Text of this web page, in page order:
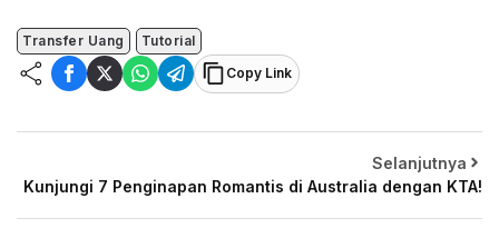
Transfer Uang
Tutorial
Copy Link
Selanjutnya
Kunjungi 7 Penginapan Romantis di Australia dengan KTA!